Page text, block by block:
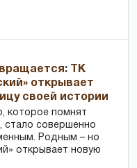
ТК
открывает
своей истории
которое помнят
стало совершенно
Родным – но
открывает новую